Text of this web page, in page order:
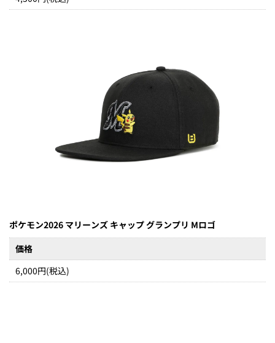
ポケモン2026 マリーンズ キャップ グランプリ Mロゴ
価格
6,000円(税込)